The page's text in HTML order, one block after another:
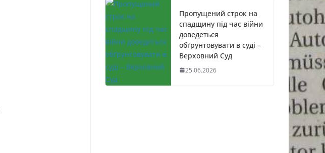
Пропущений строк на
спадщину під час війни
доведеться
обґрунтовувати в суді –
Верховний Суд
25.06.2026